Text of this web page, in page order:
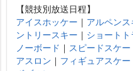
【競技別放送日程】
アイスホッケー ｜ アルペンス
ントリースキー ｜ ショートト
ノーボード ｜ スピードスケー
アスロン ｜ フィギュアスケー